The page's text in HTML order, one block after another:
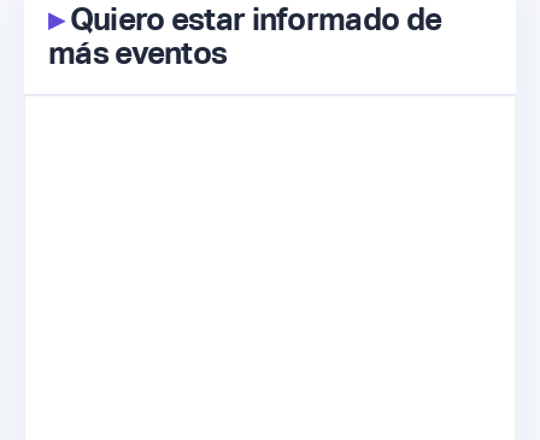
▸Quiero estar informado de
más eventos